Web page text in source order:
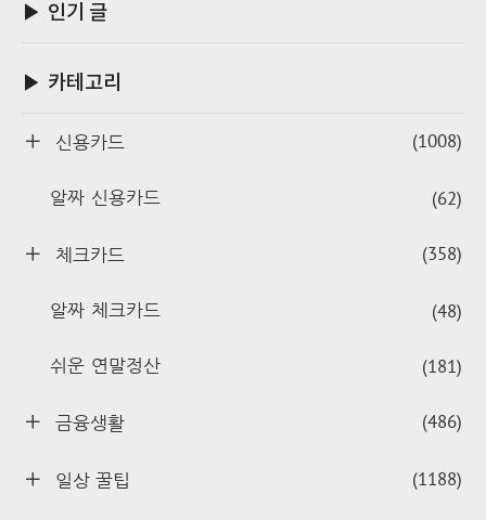
▶ 인기 글
▶ 카테고리
신용카드 (1008)
알짜 신용카드 (62)
체크카드 (358)
알짜 체크카드 (48)
쉬운 연말정산 (181)
금융생활 (486)
일상 꿀팁 (1188)